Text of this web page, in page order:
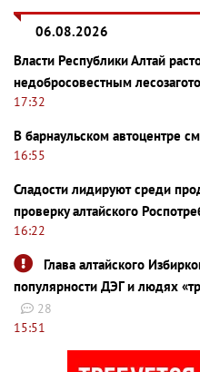
06.08.2026
Власти Республики Алтай
недобросовестным
17:32
В барнаульском автоцентре
16:55
Сладости лидируют среди
проверку алтайского
16:22
Глава алтайского
популярности ДЭГ и людях
28
15:51